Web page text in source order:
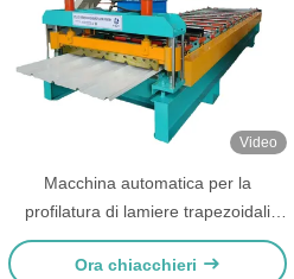
Video
Macchina automatica per la
profilatura di lamiere trapezoidali
1040 a 13 stazioni, velocità 10-15
m/min e telaio in acciaio 300H
Ora chiacchieri